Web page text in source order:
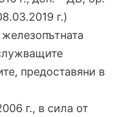
г.)
предоставяни в
г., в сила от